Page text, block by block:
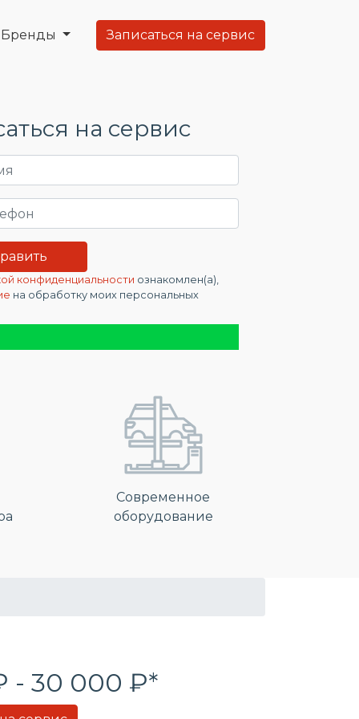
Бренды Записаться на сервис
на сервис
конфиденциальности ознакомлен(а),
на обработку моих персональных
Современное
оборудование
- 30 000 ₽*